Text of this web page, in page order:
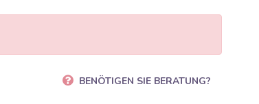
BENÖTIGEN SIE BERATUNG?